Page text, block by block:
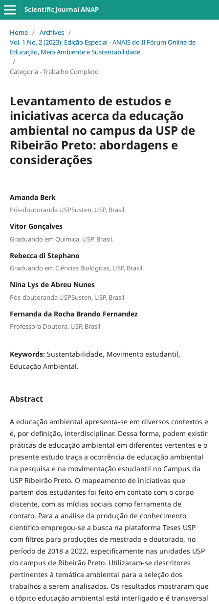
Scientific Journal ANAP
Home / Archives /
Vol. 1 No. 2 (2023): Edição Especial - ANAIS do II Fórum Online de
Educação, Meio Ambiente e Sustentabilidade
/
Categoria - Trabalho Completo
Levantamento de estudos e
iniciativas acerca da educação
ambiental no campus da USP de
Ribeirão Preto: abordagens e
considerações
Amanda Berk
Pós-doutoranda USPSusten, USP, Brasil
Vitor Gonçalves
Graduando em Química, USP, Brasil.
Rebecca di Stephano
Graduando em Ciências Biológicas, USP, Brasil.
Nina Lys de Abreu Nunes
Pós-doutoranda USPSusten, USP, Brasil
Fernanda da Rocha Brando Fernandez
Professora Doutora, USP, Brasil
Keywords: Sustentabilidade, Movimento estudantil,
Educação Ambiental.
Abstract
A educação ambiental apresenta-se em diversos contextos e
é, por definição, interdisciplinar. Dessa forma, podem existir
práticas de educação ambiental em diferentes vertentes e o
presente estudo traça a ocorrência de educação ambiental
na pesquisa e na movimentação estudantil no Campus da
USP Ribeirão Preto. O mapeamento de iniciativas que
partem dos estudantes foi feito em contato com o corpo
discente, com as mídias sociais como ferramenta de
contato. Para a análise da produção de conhecimento
científico empregou-se a busca na plataforma Teses USP
com filtros para produções de mestrado e doutorado, no
período de 2018 a 2022, especificamente nas unidades USP
do campus de Ribeirão Preto. Utilizaram-se descritores
pertinentes à temática ambiental para a seleção dos
trabalhos a serem analisados. Os resultados mostraram que
o tópico educação ambiental está interligado e é transversal